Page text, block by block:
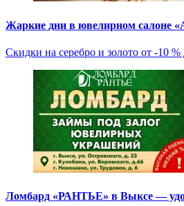
Жаркие дни в ювелирном салоне
Скидки на серебро и золото от -10
Ломбард «РАНТЬЕ» в Выксе —